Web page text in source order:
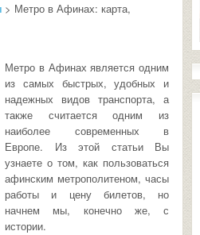
> Метро в Афинах: карта,
Метро в Афинах является одним
из самых быстрых, удобных и
надежных видов транспорта, а
также считается одним из
наиболее современных в
Европе. Из этой статьи Вы
узнаете о том, как пользоваться
афинским метрополитеном, часы
работы и цену билетов, но
начнем мы, конечно же, с
истории.